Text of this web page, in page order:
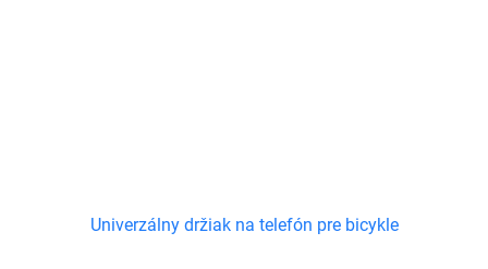
Univerzálny držiak na telefón pre bicykle